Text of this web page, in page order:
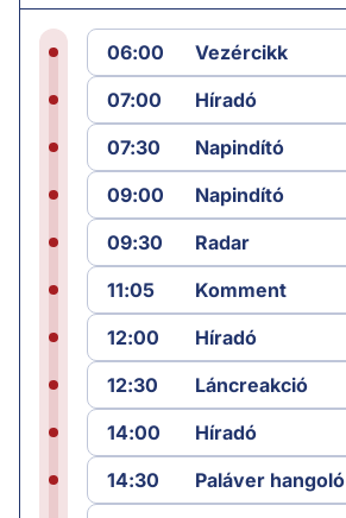
06:00
Vezércikk
07:00
Híradó
07:30
Napindító
09:00
Napindító
09:30
Radar
11:05
Komment
12:00
Híradó
12:30
Láncreakció
14:00
Híradó
14:30
Paláver hangoló